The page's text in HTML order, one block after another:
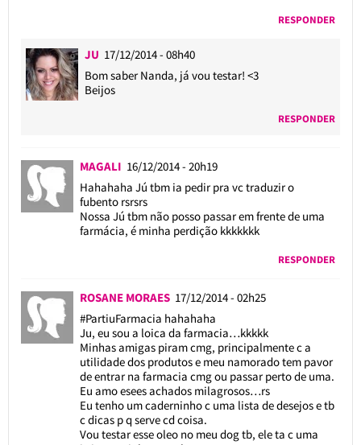
RESPONDER
JU 17/12/2014 - 08h40
Bom saber Nanda, já vou testar! <3
Beijos
RESPONDER
MAGALI 16/12/2014 - 20h19
Hahahaha Jú tbm ia pedir pra vc traduzir o
fubento rsrsrs
Nossa Jú tbm não posso passar em frente de uma
farmácia, é minha perdição kkkkkkk
RESPONDER
ROSANE MORAES 17/12/2014 - 02h25
#PartiuFarmacia hahahaha
Ju, eu sou a loica da farmacia…kkkkk
Minhas amigas piram cmg, principalmente c a
utilidade dos produtos e meu namorado tem pavor
de entrar na farmacia cmg ou passar perto de uma.
Eu amo esees achados milagrosos…rs
Eu tenho um caderninho c uma lista de desejos e tb
c dicas p q serve cd coisa.
Vou testar esse oleo no meu dog tb, ele ta c uma